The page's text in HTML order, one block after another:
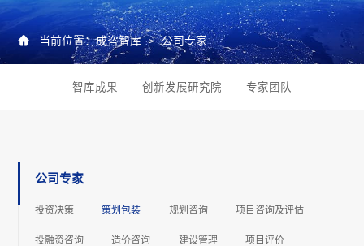
 当前位置：成咨智库 > 公司专家
智库成果 创新发展研究院 专家团队
公司专家
投资决策 策划包装 规划咨询 项⽬咨询及评估
投融资咨询 造价咨询 建设管理 项⽬评价